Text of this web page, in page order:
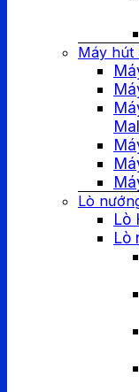
Máy hút
Lò
Lò
Lò